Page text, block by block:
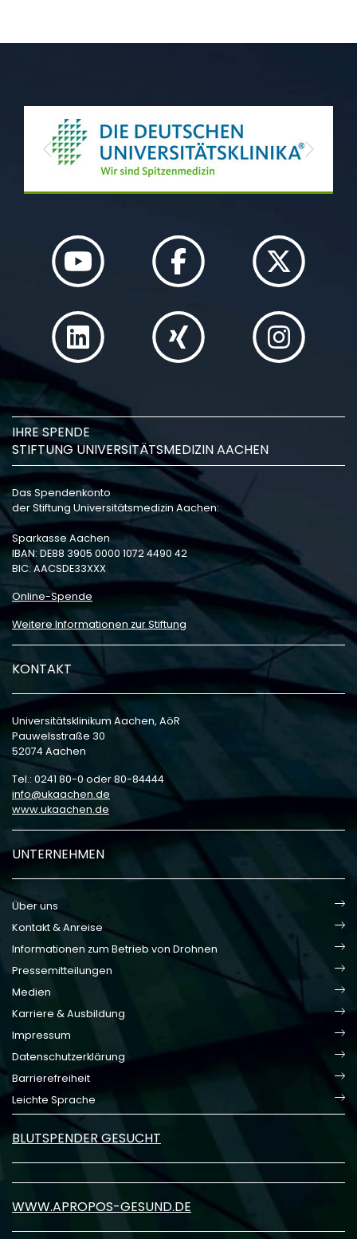
Previous Next
IHRE SPENDE
STIFTUNG UNIVERSITÄTSMEDIZIN AACHEN
Das Spendenkonto
der Stiftung Universitätsmedizin Aachen:
Sparkasse Aachen
IBAN: DE88 3905 0000 1072 4490 42
BIC: AACSDE33XXX
Online-Spende
Weitere Informationen zur Stiftung
KONTAKT
Universitätsklinikum Aachen, AöR
Pauwelsstraße 30
52074 Aachen
Tel.: 0241 80-0 oder 80-84444
info
ukaachen de
www.ukaachen.de
UNTERNEHMEN
Über uns
Kontakt & Anreise
Informationen zum Betrieb von Drohnen
Pressemitteilungen
Medien
Karriere & Ausbildung
Impressum
Datenschutzerklärung
Barrierefreiheit
Leichte Sprache
BLUTSPENDER GESUCHT
WWW.APROPOS-GESUND.DE